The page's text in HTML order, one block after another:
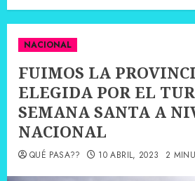
NACIONAL
FUIMOS LA
ELEGIDA POR EL
SEMANA SANTA A
NACIONAL
QUÉ PASA?? 10 ABRIL, 2023 2